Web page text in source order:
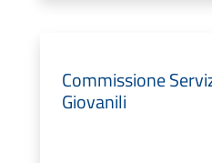
Commissione
Giovanili